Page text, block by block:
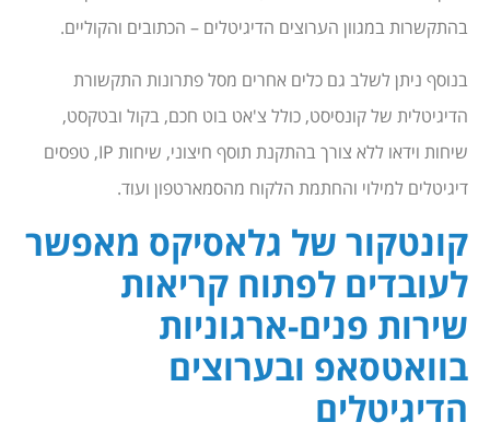
בהתקשרות במגוון הערוצים הדיגיטלים – הכתובים והקוליים.
בנוסף ניתן לשלב גם כלים אחרים מסל פתרונות התקשורת
הדיגיטלית של קונסיסט, כולל צ'אט בוט חכם, בקול ובטקסט,
שיחות וידאו ללא צורך בהתקנת תוסף חיצוני, שיחות IP, טפסים
דיגיטלים למילוי והחתמת הלקוח מהסמארטפון ועוד.
קונטקור של גלאסיקס מאפשר
לעובדים לפתוח קריאות
שירות פנים-ארגוניות
בוואטסאפ ובערוצים
הדיגיטלים